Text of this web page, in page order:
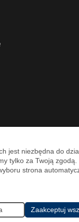
jest niezbędna do
tylko za Twoją zgodą.
strona
nowej karcie)
Zaakceptuj